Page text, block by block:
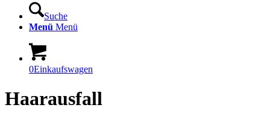
Suche
Menü Menü
0Einkaufswagen
Haarausfall